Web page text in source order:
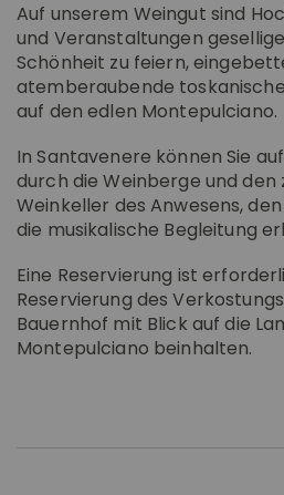
Auf unserem Weingut sind
und Veranstaltungen
Schönheit zu feiern,
atemberaubende
auf den edlen Montepulciano.
In Santavenere können Sie
durch die Weinberge und den
Weinkeller des Anwesens,
die musikalische Begleitung
Eine Reservierung ist
Reservierung des
Bauernhof mit Blick auf die
Montepulciano beinhalten.